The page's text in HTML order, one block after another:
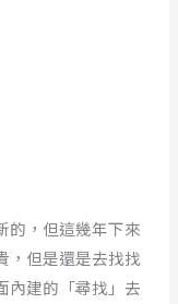
的，但這幾年下來
，但是還是去找找
內建的「尋找」去